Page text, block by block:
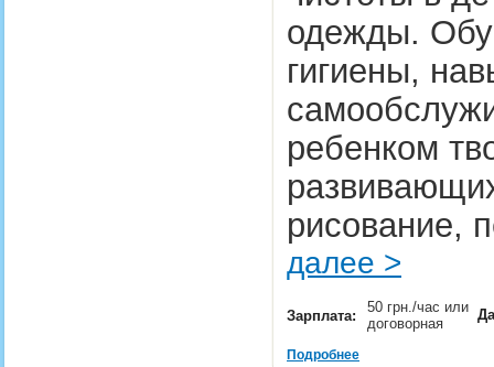
одежды.
гигиены,
ребенком
рисование,
далее >
Зарплата:
50 грн./час или
договорная
Подробнее